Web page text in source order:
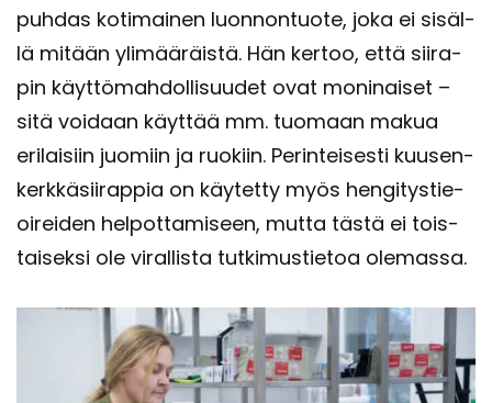
puh­das ko­ti­mai­nen luon­non­tuo­te, joka ei si­säl­
lä mi­tään yli­mää­räis­tä. Hän ker­too, että sii­ra­
pin käyt­tö­mah­dol­li­suu­det ovat mo­ni­nai­set –
sitä voi­daan käyt­tää mm. tuo­maan makua
eri­lai­siin juo­miin ja ruo­kiin. Pe­rin­tei­ses­ti kuusen­
kerk­kä­sii­rap­pia on käy­tet­ty myös hen­gi­tys­tie­
oi­rei­den hel­pot­ta­mi­seen, mutta tästä ei tois­
tai­sek­si ole vi­ral­lis­ta tut­ki­mus­tie­toa ole­mas­sa.